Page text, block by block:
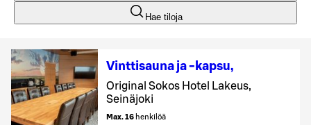
Hae tiloja
Vinttisauna ja -kapsu,
Original Sokos Hotel Lakeus,
Seinäjoki
Max. 16 henkilöä